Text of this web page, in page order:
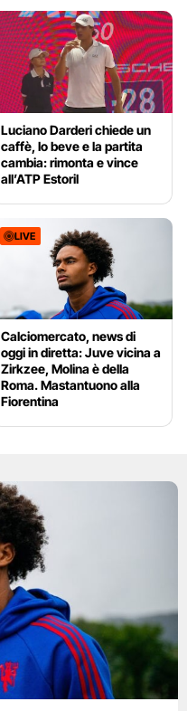
Luciano Darderi chiede un
caffè, lo beve e la partita
cambia: rimonta e vince
all’ATP Estoril
LIVE
Calciomercato, news di
oggi in diretta: Juve vicina a
Zirkzee, Molina è della
Roma. Mastantuono alla
Fiorentina